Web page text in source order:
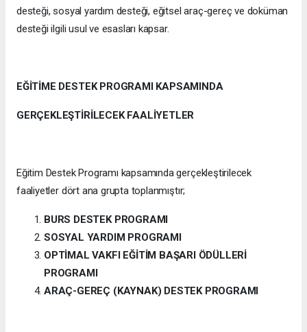
desteği, sosyal yardım desteği, eğitsel araç-gereç ve doküman
desteği ilgili usul ve esasları kapsar.
EĞİTİME DESTEK PROGRAMI KAPSAMINDA
GERÇEKLEŞTİRİLECEK FAALİYETLER
Eğitim Destek Programı kapsamında gerçekleştirilecek
faaliyetler dört ana grupta toplanmıştır;
BURS DESTEK PROGRAMI
SOSYAL YARDIM PROGRAMI
OPTİMAL VAKFI EĞİTİM BAŞARI ÖDÜLLERİ
PROGRAMI
ARAÇ-GEREÇ (KAYNAK) DESTEK PROGRAMI